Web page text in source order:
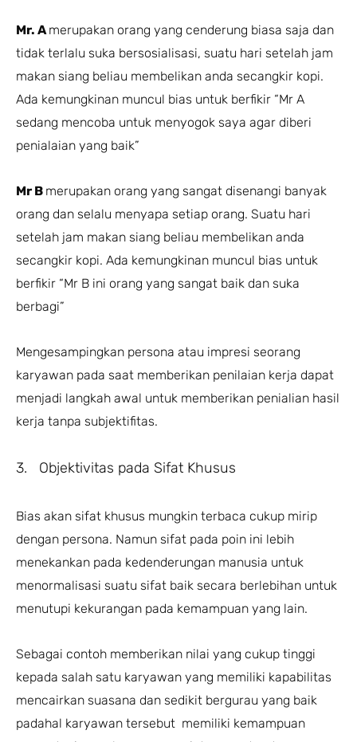
Mr. Amerupakan orang yang cenderung biasa saja dan
tidak terlalu suka bersosialisasi, suatu hari setelah jam
makan siang beliau membelikan anda secangkir kopi.
Ada kemungkinan muncul bias untuk berfikir “Mr A
sedang mencoba untuk menyogok saya agar diberi
penialaian yang baik”
Mr B merupakan orang yang sangat disenangi banyak
orang dan selalu menyapa setiap orang. Suatu hari
setelah jam makan siang beliau membelikan anda
secangkir kopi. Ada kemungkinan muncul bias untuk
berfikir “Mr B ini orang yang sangat baik dan suka
berbagi”
Mengesampingkan persona atau impresi seorang
karyawan pada saat memberikan penilaian kerja dapat
menjadi langkah awal untuk memberikan penialian hasil
kerja tanpa subjektifitas.
3. Objektivitas pada Sifat Khusus
Bias akan sifat khusus mungkin terbaca cukup mirip
dengan persona. Namun sifat pada poin ini lebih
menekankan pada kedenderungan manusia untuk
menormalisasi suatu sifat baik secara berlebihan untuk
menutupi kekurangan pada kemampuan yang lain.
Sebagai contoh memberikan nilai yang cukup tinggi
kepada salah satu karyawan yang memiliki kapabilitas
mencairkan suasana dan sedikit bergurau yang baik
padahal karyawan tersebut memiliki kemampuan